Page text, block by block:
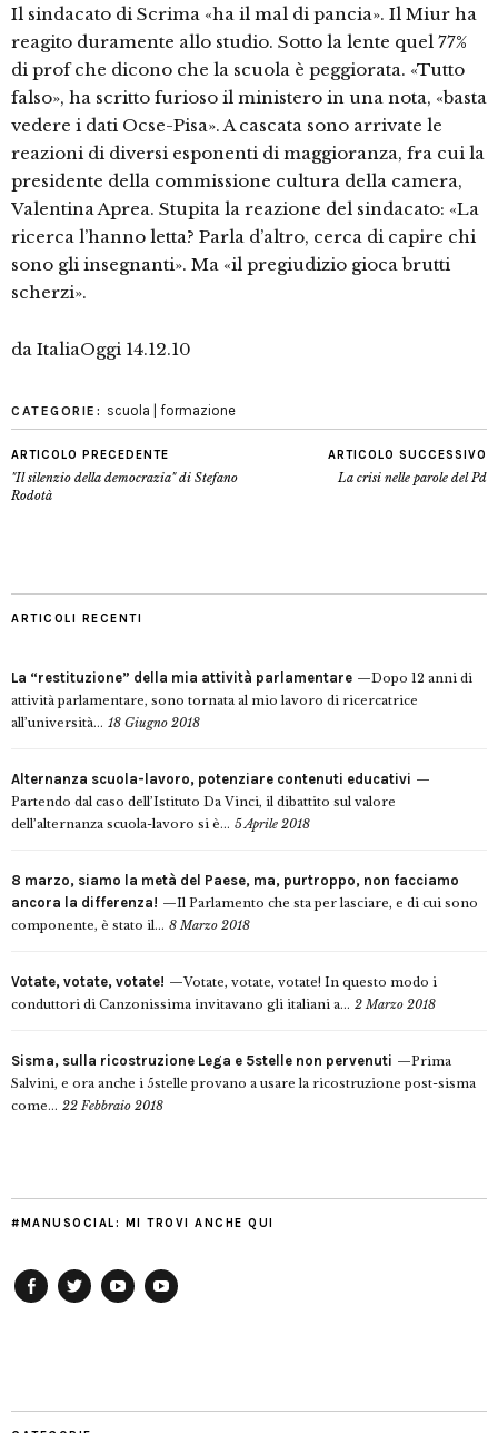
Il sindacato di Scrima «ha il mal di pancia». Il Miur ha
reagito duramente allo studio. Sotto la lente quel 77%
di prof che dicono che la scuola è peggiorata. «Tutto
falso», ha scritto furioso il ministero in una nota, «basta
vedere i dati Ocse-Pisa». A cascata sono arrivate le
reazioni di diversi esponenti di maggioranza, fra cui la
presidente della commissione cultura della camera,
Valentina Aprea. Stupita la reazione del sindacato: «La
ricerca l’hanno letta? Parla d’altro, cerca di capire chi
sono gli insegnanti». Ma «il pregiudizio gioca brutti
scherzi».
da ItaliaOggi 14.12.10
CATEGORIE: scuola | formazione
ARTICOLO PRECEDENTE
"Il silenzio della democrazia" di Stefano
Rodotà
ARTICOLO SUCCESSIVO
La crisi nelle parole del Pd
ARTICOLI RECENTI
La “restituzione” della mia attività parlamentare
Dopo 12 anni di
attività parlamentare, sono tornata al mio lavoro di ricercatrice
all’università... 18 Giugno 2018
Alternanza scuola-lavoro, potenziare contenuti educativi
Partendo dal caso dell’Istituto Da Vinci, il dibattito sul valore
dell’alternanza scuola-lavoro si è... 5 Aprile 2018
8 marzo, siamo la metà del Paese, ma, purtroppo, non facciamo
ancora la differenza!
Il Parlamento che sta per lasciare, e di cui sono
componente, è stato il... 8 Marzo 2018
Votate, votate, votate!
Votate, votate, votate! In questo modo i
conduttori di Canzonissima invitavano gli italiani a... 2 Marzo 2018
Sisma, sulla ricostruzione Lega e 5stelle non pervenuti
Prima
Salvini, e ora anche i 5stelle provano a usare la ricostruzione post-sisma
come... 22 Febbraio 2018
#MANUSOCIAL: MI TROVI ANCHE QUI